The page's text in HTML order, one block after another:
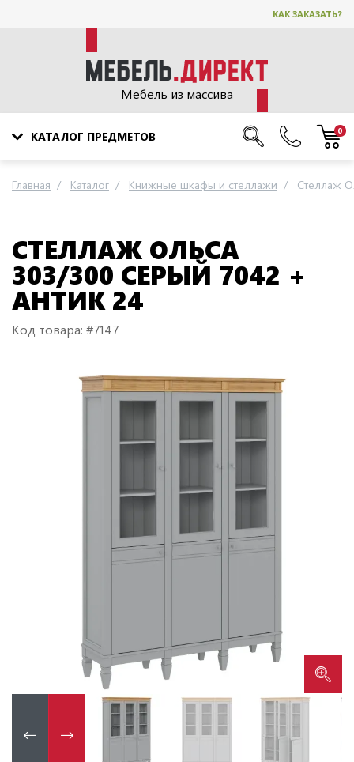
КАК ЗАКАЗАТЬ?
Мебель из массива
КАТАЛОГ ПРЕДМЕТОВ 0
Главная Каталог Книжные шкафы и стеллажи Стеллаж
СТЕЛЛАЖ ОЛЬСА
303/300 СЕРЫЙ 7042 +
АНТИК 24
Код товара: #7147